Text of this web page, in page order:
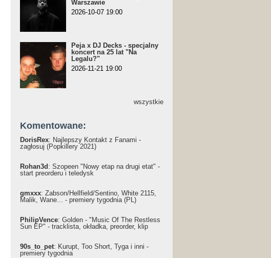
Warszawie
2026-10-07 19:00
Peja x DJ Decks - specjalny
koncert na 25 lat "Na
Legalu?"
2026-11-21 19:00
wszystkie
Komentowane:
DorisRex: Najlepszy Kontakt z Fanami -
zagłosuj (Popkillery 2021)
Rohan3d : Szopeen "Nowy etap na drugi etat" -
start preorderu i teledysk
gmxxx: Żabson/Hellfield/Sentino, White 2115,
Malik, Wane... - premiery tygodnia (PL)
PhilipVence: Golden - "Music Of The Restless
Sun EP" - tracklista, okładka, preorder, klip
90s_to_pet: Kurupt, Too Short, Tyga i inni -
premiery tygodnia